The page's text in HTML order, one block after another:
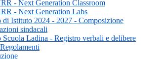
- Next Generation Classroom
- Next Generation Labs
di Istituto 2024 - 2027 - Composizione
sindacali
Scuola Ladina - Registro verbali e delibere